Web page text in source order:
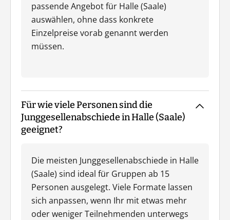
passende Angebot für Halle (Saale)
auswählen, ohne dass konkrete
Einzelpreise vorab genannt werden
müssen.
Für wie viele Personen sind die
Junggesellenabschiede in Halle (Saale)
geeignet?
Die meisten Junggesellenabschiede in Halle
(Saale) sind ideal für Gruppen ab 15
Personen ausgelegt. Viele Formate lassen
sich anpassen, wenn Ihr mit etwas mehr
oder weniger Teilnehmenden unterwegs